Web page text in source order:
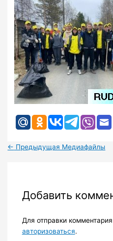
← Предыдущая Медиафайлы
Добавить
Для отправки
авторизоваться.